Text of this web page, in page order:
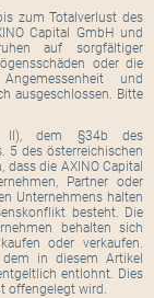
zum Totalverlust des
Capital GmbH und
auf sorgfältiger
oder die
und
ausgeschlossen. Bitte
II), dem §34b des
5 des österreichischen
dass die AXINO Capital
Partner oder
Unternehmens halten
besteht. Die
behalten sich
oder verkaufen.
in diesem Artikel
entlohnt. Dies
offengelegt wird.